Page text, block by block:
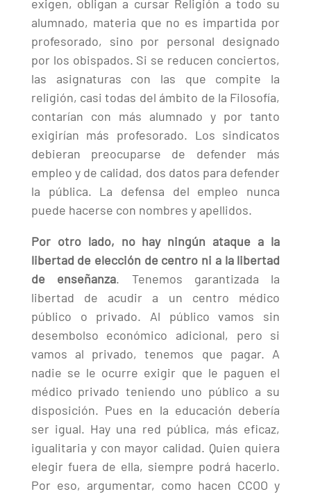
exigen, obligan a cursar Religión a todo su
alumnado, materia que no es impartida por
profesorado, sino por personal designado
por los obispados. Si se reducen conciertos,
las asignaturas con las que compite la
religión, casi todas del ámbito de la Filosofía,
contarían con más alumnado y por tanto
exigirían más profesorado. Los sindicatos
debieran preocuparse de defender más
empleo y de calidad, dos datos para defender
la pública. La defensa del empleo nunca
puede hacerse con nombres y apellidos.
Por otro lado, no hay ningún ataque a la
libertad de elección de centro ni a la libertad
de enseñanza. Tenemos garantizada la
libertad de acudir a un centro médico
público o privado. Al público vamos sin
desembolso económico adicional, pero si
vamos al privado, tenemos que pagar. A
nadie se le ocurre exigir que le paguen el
médico privado teniendo uno público a su
disposición. Pues en la educación debería
ser igual. Hay una red pública, más eficaz,
igualitaria y con mayor calidad. Quien quiera
elegir fuera de ella, siempre podrá hacerlo.
Por eso, argumentar, como hacen CCOO y